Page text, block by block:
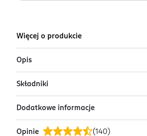
Więcej o produkcie
Opis
Pełnoporcjowa karma Sheba®
rozkosz w formie wykwintnej teryny
kociego przyjaciela w formie
drobiowy zachwyci podniebienia
wymagających kotów. Sekretem
Składniki
Mięso i produkty pochodzenia
kurczak 22%, indyk 4%), substancje
*Składniki naturalnego pochodzenia.
Dodatkowe informacje
PRZYGOTOWANIE I STOSOWANIE
Opinie (140 )